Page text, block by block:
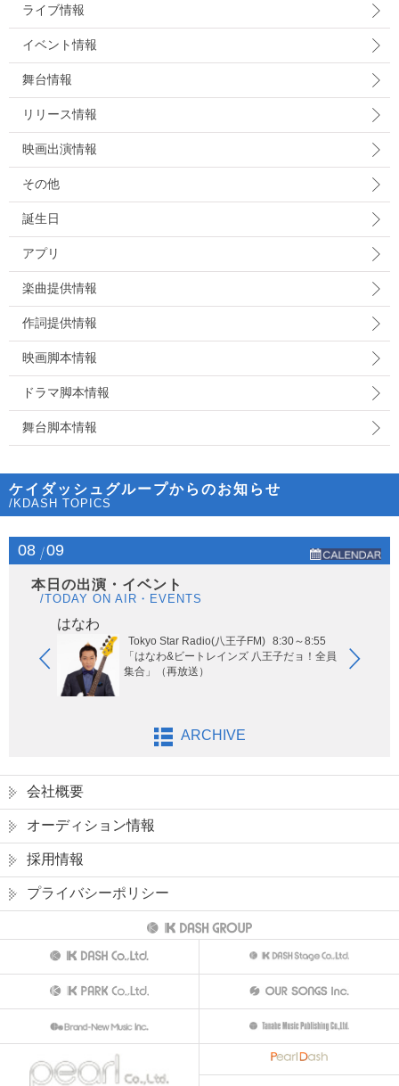
ライブ情報
イベント情報
舞台情報
リリース情報
映画出演情報
その他
誕生日
アプリ
楽曲提供情報
作詞提供情報
映画脚本情報
ドラマ脚本情報
舞台脚本情報
ケイダッシュグループからのお知らせ
/KDASH TOPICS
08 09
本日の出演・イベント
/TODAY ON AIR・EVENTS
はなわ
Tokyo Star Radio(八王子FM) 8:30～8:55
「はなわ&ビートレインズ 八王子だョ！全員
集合」（再放送）
ARCHIVE
会社概要
オーディション情報
採用情報
プライバシーポリシー